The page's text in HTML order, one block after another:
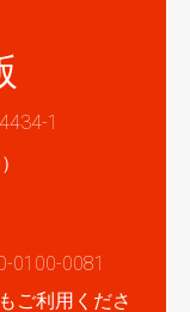
1
0100-0081
もご利用くださ